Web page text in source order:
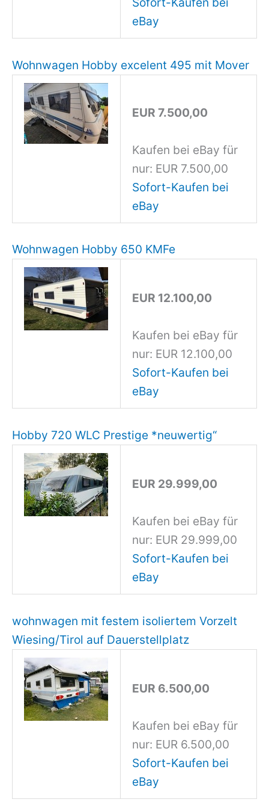
eBay
Wohnwagen Hobby excelent 495 mit Mover
EUR 7.500,00
Kaufen bei eBay für
nur: EUR 7.500,00
Sofort-Kaufen bei
eBay
Wohnwagen Hobby 650 KMFe
EUR 12.100,00
Kaufen bei eBay für
nur: EUR 12.100,00
Sofort-Kaufen bei
eBay
Hobby 720 WLC Prestige *neuwertig“
EUR 29.999,00
Kaufen bei eBay für
nur: EUR 29.999,00
Sofort-Kaufen bei
eBay
wohnwagen mit festem isoliertem Vorzelt
Wiesing/Tirol auf Dauerstellplatz
EUR 6.500,00
Kaufen bei eBay für
nur: EUR 6.500,00
Sofort-Kaufen bei
eBay